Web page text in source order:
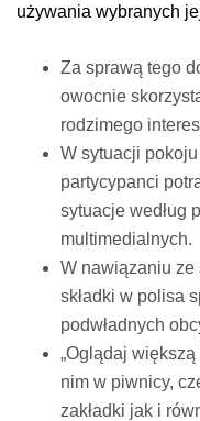
używania wybranych
Za sprawą tego
owocnie
rodzimego
W sytuacji
partycypanci
sytuacje według
multimedialnych.
W nawiązaniu ze
składki w polisa
podwładnych
„Oglądaj
nim w piwnicy,
zakładki jak i